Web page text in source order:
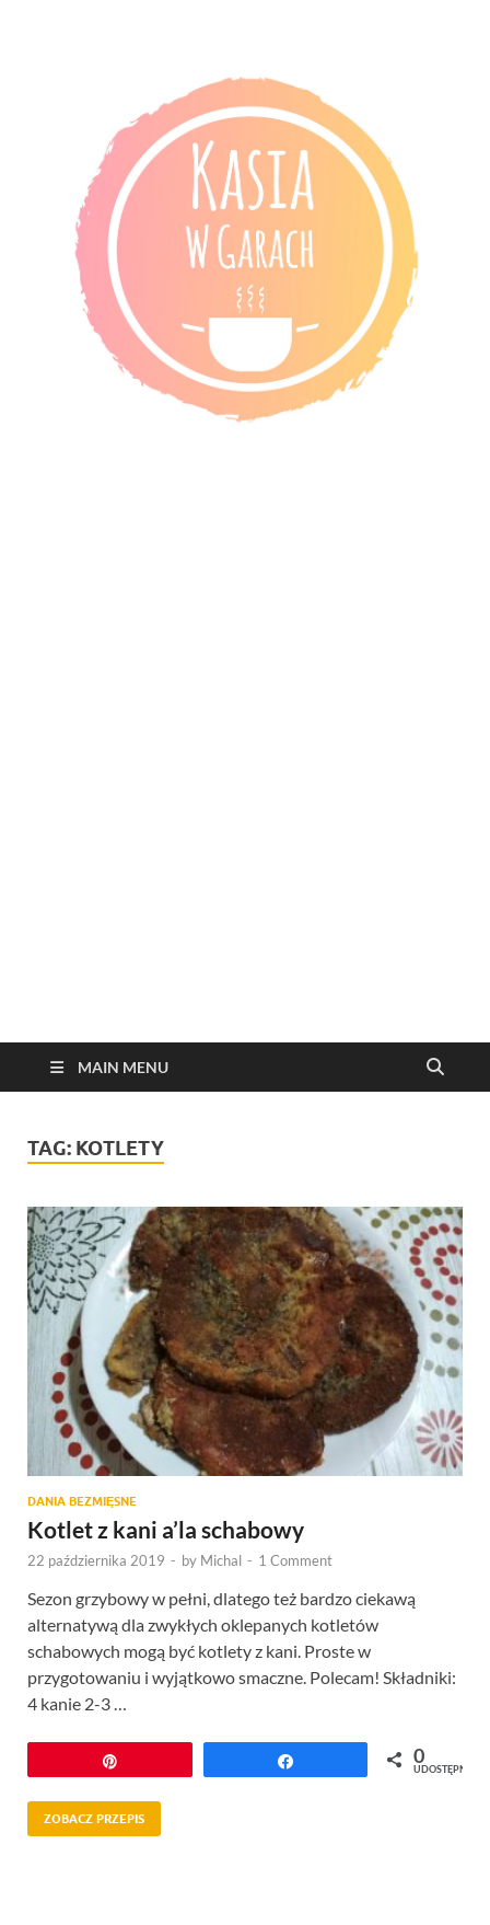
MAIN MENU
TAG: KOTLETY
DANIA BEZMIĘSNE
Kotlet z kani a’la schabowy
22 października 2019 - by Michal - 1 Comment
Sezon grzybowy w pełni, dlatego też bardzo ciekawą
alternatywą dla zwykłych oklepanych kotletów
schabowych mogą być kotlety z kani. Proste w
przygotowaniu i wyjątkowo smaczne. Polecam! Składniki:
4 kanie 2-3 …
0
UDOSTĘPNIEŃ
ZOBACZ PRZEPIS